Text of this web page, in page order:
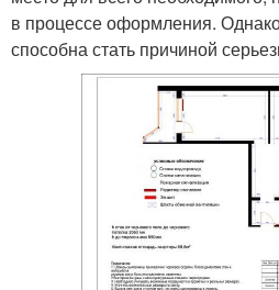
в процессе оформления.
способна стать причиной